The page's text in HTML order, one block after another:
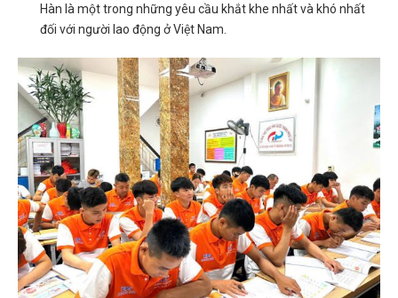
Hàn là một trong những yêu cầu khắt khe nhất và khó nhất
đối với người lao động ở Việt Nam.